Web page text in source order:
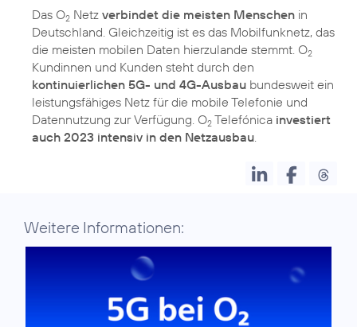
Das O2 Netz verbindet die meisten Menschen in
Deutschland. Gleichzeitig ist es das Mobilfunknetz, das
die meisten mobilen Daten hierzulande stemmt. O2
Kundinnen und Kunden steht durch den
kontinuierlichen 5G- und 4G-Ausbau bundesweit ein
leistungsfähiges Netz für die mobile Telefonie und
Datennutzung zur Verfügung. O2 Telefónica investiert
auch 2023 intensiv in den Netzausbau
Weitere Informationen: